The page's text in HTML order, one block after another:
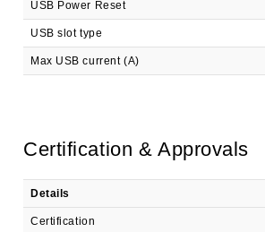
USB Power Reset
USB slot type
Max USB current (A)
Certification & Approvals
Details
Certification